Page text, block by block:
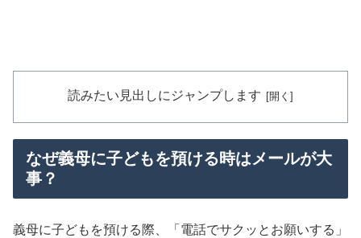
読みたい見出しにジャンプします
なぜ義母に子どもを預ける時はメールが大
事？
義母に子どもを預ける際、「電話でサクッとお願いする」